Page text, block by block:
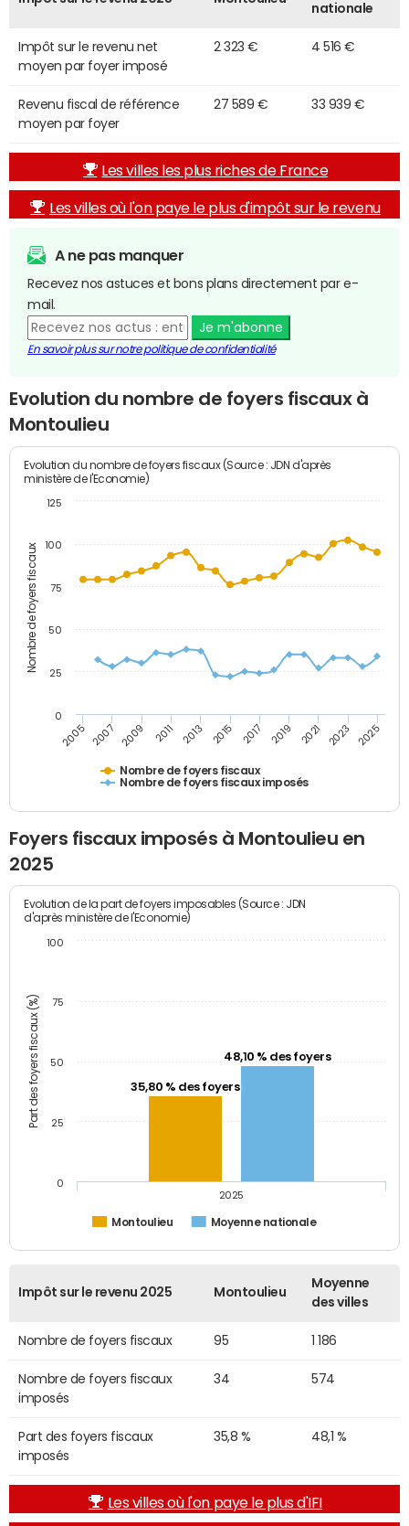
nationale
Impôt sur le revenu net
moyen par foyer imposé
2 323 € 4 516 €
Revenu fiscal de référence
moyen par foyer
27 589 € 33 939 €
Les villes les plus riches de France
Les villes où l'on paye le plus d'impôt sur le revenu
A ne pas manquer
Recevez nos astuces et bons plans directement par e-
mail.
Je m'abonne
En savoir plus sur notre politique de confidentialité
Evolution du nombre de foyers fiscaux à
Montoulieu
Nombre de foyers fiscaux
Evolution du nombre de foyers fiscaux (Source : JDN d'après
ministère de l'Economie)
Nombre de foyers fiscaux
Nombre de foyers fiscaux imposés
2005 2007 2009 2011 2013 2015 2017 2019 2021 2023 2025
0
25
50
75
100
125
Foyers fiscaux imposés à Montoulieu en
2025
Part des foyers fiscaux (%)
Evolution de la part de foyers imposables (Source : JDN
d'après ministère de l'Economie)
35,80 % des foyers
48,10 % des foyers
Montoulieu Moyenne nationale
2025
0
25
50
75
100
Impôt sur le revenu 2025 Montoulieu
Moyenne
des villes
Nombre de foyers fiscaux 95 1 186
Nombre de foyers fiscaux
imposés
34 574
Part des foyers fiscaux
imposés
35,8 % 48,1 %
Les villes où l'on paye le plus d'IFI